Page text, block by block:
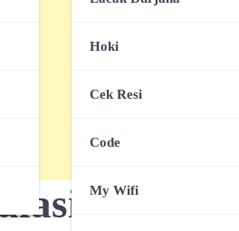
Hoki
Cek Resi
Code
My Wifi
ai-